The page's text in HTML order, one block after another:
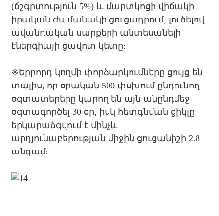
(ճշգրտություն 5%) և մարտկոցի վիճակի
իրական ժամանակի ցուցադրում, լուծելով
ավանդական սարքերի անտեսանելի
էներգիայի ցավոտ կետը:
※Երրորդ կողմի փորձարկումները ցույց են
տալիս, որ օրական 500 փսխում ընդունող
օգտատերերը կարող են այն անընդմեջ
օգտագործել 30 օր, իսկ հետգնման ցիկլը
երկարաձգվում է մինչև
արդյունաբերության միջին ցուցանիշի 2.8
անգամ։